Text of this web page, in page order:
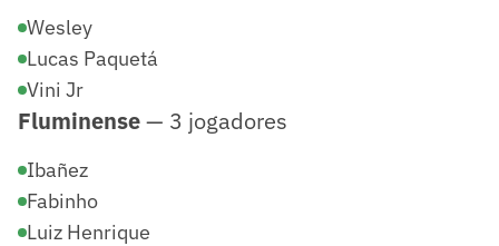
Wesley
Lucas Paquetá
Vini Jr
Fluminense— 3 jogadores
Ibañez
Fabinho
Luiz Henrique